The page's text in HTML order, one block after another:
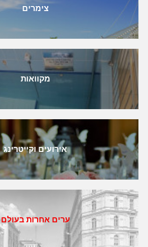
צימרים
מקוואות
אירועים וקייטרינג
ערים אחרות בעולם